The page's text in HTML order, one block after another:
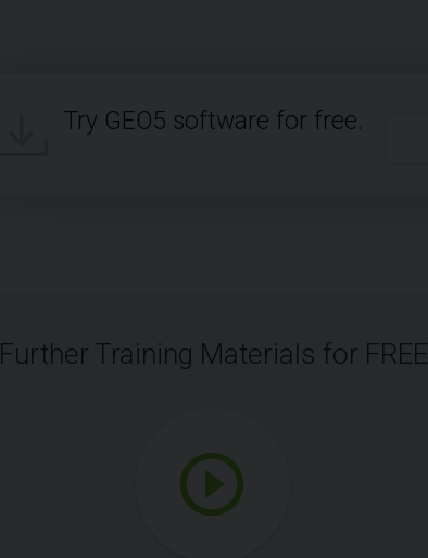
Try GEO5 software for free.
Further Training Materials for FREE